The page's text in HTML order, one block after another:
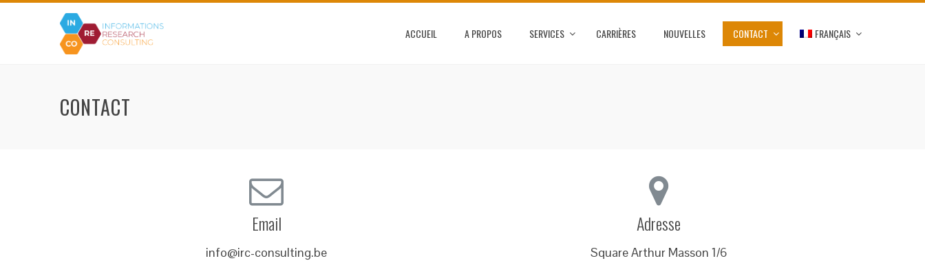
ACCUEIL A PROPOS SERVICES CARRIÈRES NOUVELLES CONTACT FRANÇAIS
CONTACT
Email
info@irc-consulting.be
Adresse
Square Arthur Masson 1/6